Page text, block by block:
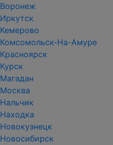
Воронеж
Иркутск
Кемерово
Комсомольск-На-Амуре
Красноярск
Курск
Магадан
Москва
Нальчик
Находка
Новокузнецк
Новосибирск